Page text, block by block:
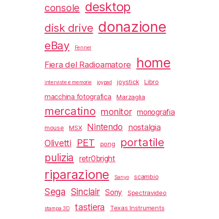
console desktop
disk drive donazione
eBay Fenner
Fiera del Radioamatore home
interviste e memorie joypad joystick Libro
macchina fotografica Marzaglia
mercatino monitor monografia
mouse MSX Nintendo nostalgia
Olivetti PET pong portatile
pulizia retr0bright
riparazione Sanyo scambio
Sega Sinclair Sony Spectravideo
stampa 3D tastiera Texas Instruments